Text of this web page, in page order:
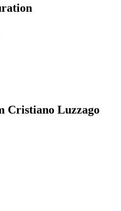
Cristiano Luzzago